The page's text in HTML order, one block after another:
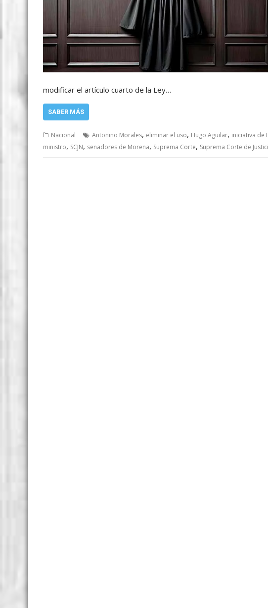
modificar el artículo cuarto de la Ley…
SABER MÁS
Nacional Antonino Morales, eliminar el uso, Hugo Aguilar, iniciativa de
ministro, SCJN, senadores de Morena, Suprema Corte, Suprema Corte de